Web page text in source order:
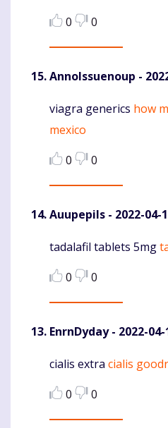
0
0
AnnoIssuenoup -
Komentaras
viagra generics how
mexico
0
0
Auupepils - 2022-04-
Komentaras
tadalafil tablets 5mg
0
0
EnrnDyday- 2022-04-
Komentaras
cialis extra cialis
0
0